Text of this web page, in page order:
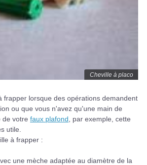
Cheville à placo
frapper lorsque des opérations demandent
ou que vous n'avez qu'une main de
de votre faux plafond , par exemple, cette
utile.
à frapper :
une mèche adaptée au diamètre de la